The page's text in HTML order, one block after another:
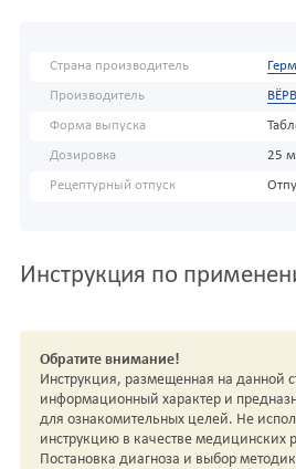
Страна производитель
Производитель
Форма выпуска
Дозировка 25
Рецептурный отпуск
Инструкция по
Обратите внимание!
Инструкция, размещенная на данной
информационный характер и
для ознакомительных целей. Не
инструкцию в качестве медицинских
Постановка диагноза и выбор